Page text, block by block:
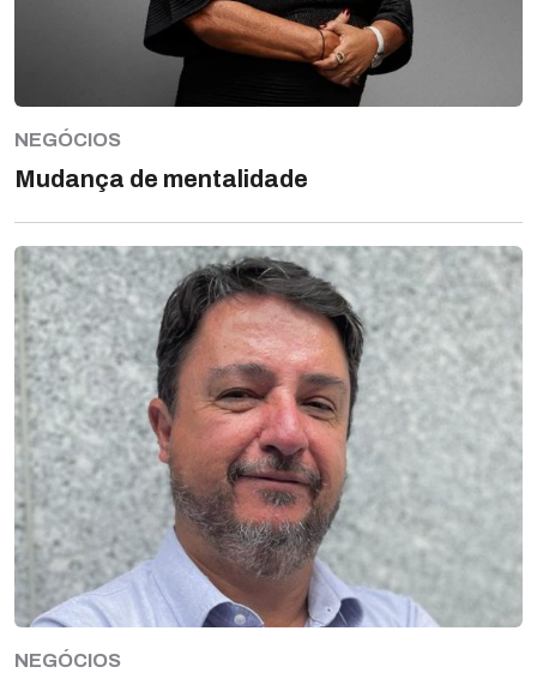
NEGÓCIOS
Mudança de mentalidade
NEGÓCIOS